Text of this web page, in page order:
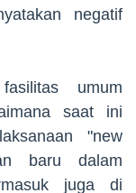
negatif
umum
saat ini
"new
baru dalam
juga di